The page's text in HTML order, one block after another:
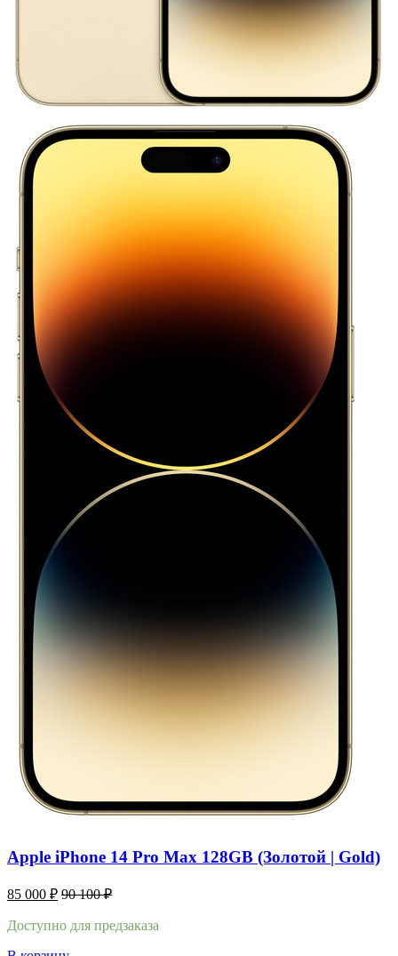
Apple iPhone 14 Pro Max 128GB (Золотой | Gold)
85 000 ₽ 90 100₽
Доступно для предзаказа